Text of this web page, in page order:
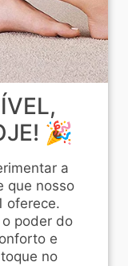
🎉
a
que nosso
oferece.
poder do
e
no